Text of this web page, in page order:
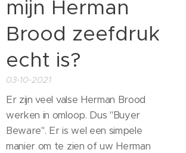
mijn Herman
Brood zeefdruk
echt is?
03-10-2021
Er zijn veel valse Herman Brood
werken in omloop. Dus "Buyer
Beware". Er is wel een simpele
manier om te zien of uw Herman